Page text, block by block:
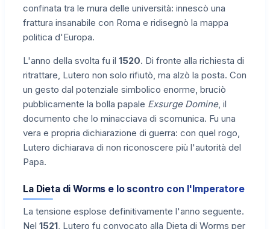
confinata tra le mura delle università: innescò una
frattura insanabile con Roma e ridisegnò la mappa
politica d'Europa.
L'anno della svolta fu il 1520. Di fronte alla richiesta di
ritrattare, Lutero non solo rifiutò, ma alzò la posta. Con
un gesto dal potenziale simbolico enorme, bruciò
pubblicamente la bolla papale Exsurge Domine, il
documento che lo minacciava di scomunica. Fu una
vera e propria dichiarazione di guerra: con quel rogo,
Lutero dichiarava di non riconoscere più l'autorità del
Papa.
La Dieta di Worms e lo scontro con l'Imperatore
La tensione esplose definitivamente l'anno seguente.
Nel 1521, Lutero fu convocato alla Dieta di Worms per